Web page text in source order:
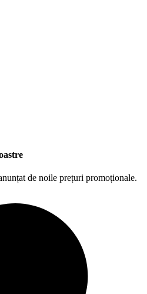
de noile prețuri promoționale.